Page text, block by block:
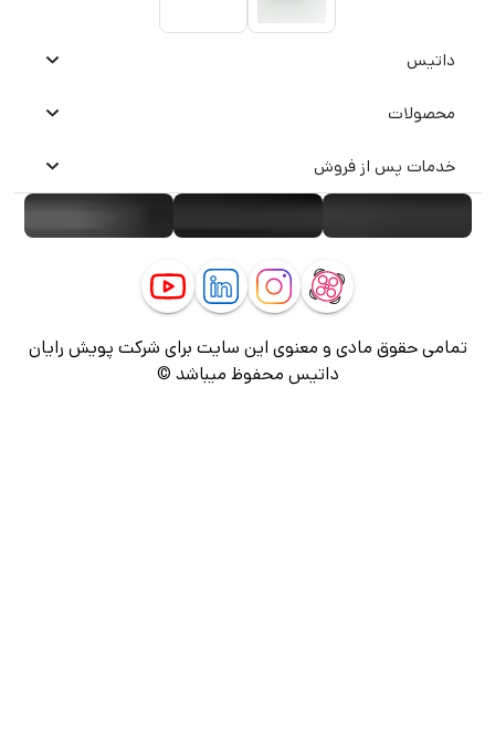
داتیس
محصولات
خدمات پس از فروش
تمامی حقوق مادی و معنوی این سایت برای شرکت پویش رایان
داتیس محفوظ میباشد ©